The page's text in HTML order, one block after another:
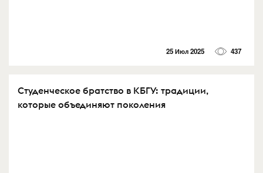
25 Июл 2025 437
Студенческое братство в КБГУ: традиции,
которые объединяют поколения